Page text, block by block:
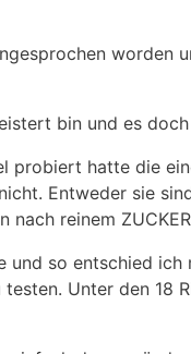
worden
bin und es
probiert hatte die
Entweder sie
reinem
so entschied
Unter den 18